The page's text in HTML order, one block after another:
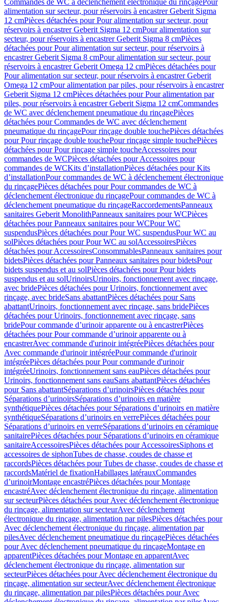
Commandes de WC à déclenchement électronique du rinçagePour
alimentation sur secteur, pour réservoirs à encastrer Geberit Sigma
12 cmPièces détachées pour Pour alimentation sur secteur, pour
réservoirs à encastrer Geberit Sigma 12 cmPour alimentation sur
secteur, pour réservoirs à encastrer Geberit Sigma 8 cmPièces
détachées pour Pour alimentation sur secteur, pour réservoirs à
encastrer Geberit Sigma 8 cmPour alimentation sur secteur, pour
réservoirs à encastrer Geberit Omega 12 cmPièces détachées pour
Pour alimentation sur secteur, pour réservoirs à encastrer Geberit
Omega 12 cmPour alimentation par piles, pour réservoirs à encastrer
Geberit Sigma 12 cmPièces détachées pour Pour alimentation par
piles, pour réservoirs à encastrer Geberit Sigma 12 cmCommandes
de WC avec déclenchement pneumatique du rinçagePièces
détachées pour Commandes de WC avec déclenchement
pneumatique du rinçagePour rinçage double touchePièces détachées
pour Pour rinçage double touchePour rinçage simple touchePièces
détachées pour Pour rinçage simple toucheAccessoires pour
commandes de WCPièces détachées pour Accessoires pour
commandes de WCKits d’installationPièces détachées pour Kits
d’installationPour commandes de WC à déclenchement électronique
du rinçagePièces détachées pour Pour commandes de WC à
déclenchement électronique du rinçagePour commandes de WC à
déclenchement pneumatique du rinçageRaccordementsPanneaux
sanitaires Geberit MonolithPanneaux sanitaires pour WCPièces
détachées pour Panneaux sanitaires pour WCPour WC
suspendusPièces détachées pour Pour WC suspendusPour WC au
solPièces détachées pour Pour WC au solAccessoiresPièces
détachées pour AccessoiresConsommablesPanneaux sanitaires pour
bidetsPièces détachées pour Panneaux sanitaires pour bidetsPour
bidets suspendus et au solPièces détachées pour Pour bidets
suspendus et au solUrinoirsUrinoirs, fonctionnement avec rinçage,
avec bridePièces détachées pour Urinoirs, fonctionnement avec
rinçage, avec brideSans abattantPièces détachées pour Sans
abattantUrinoirs, fonctionnement avec rinçage, sans bridePièces
détachées pour Urinoirs, fonctionnement avec rinçage, sans
bridePour commande d’urinoir apparente ou à encastrerPièces
détachées pour Pour commande d’urinoir apparente ou à
encastrerAvec commande d'urinoir intégréePièces détachées pour
Avec commande d'urinoir intégréePour commande d'urinoir
intégréePièces détachées pour Pour commande d'urinoir
intégréeUrinoirs, fonctionnement sans eauPièces détachées pour
Urinoirs, fonctionnement sans eauSans abattantPièces détachées
pour Sans abattantSéparations d’urinoirsPièces détachées pour
Séparations d’urinoirsSéparations d’urinoirs en matière
synthétiquePièces détachées pour Séparations d’urinoirs en matière
synthétiqueSéparations d’urinoirs en verrePièces détachées pour
Séparations d’urinoirs en verreSéparations d’urinoirs en céramique
sanitairePièces détachées pour Séparations d’urinoirs en céramique
sanitaireAccessoiresPièces détachées pour AccessoiresSiphons et
accessoires de siphonTubes de chasse, coudes de chasse et
raccordsPièces détachées pour Tubes de chasse, coudes de chasse et
raccordsMatériel de fixationHabillages latérauxCommandes
dʼurinoirMontage encastréPièces détachées pour Montage
encastréAvec déclenchement électronique du rinçage, alimentation
sur secteurPièces détachées pour Avec déclenchement électronique
du rinçage, alimentation sur secteurAvec déclenchement
électronique du rinçage, alimentation par pilesPièces détachées pour
Avec déclenchement électronique du rinçage, alimentation par
pilesAvec déclenchement pneumatique du rinçagePièces détachées
pour Avec déclenchement pneumatique du rinçageMontage en
apparentPièces détachées pour Montage en apparentAvec
déclenchement électronique du rinçage, alimentation sur
secteurPièces détachées pour Avec déclenchement électronique du
rinçage, alimentation sur secteurAvec déclenchement électronique
du rinçage, alimentation par pilesPièces détachées pour Avec